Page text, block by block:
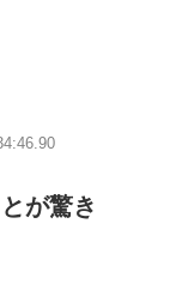
が驚き